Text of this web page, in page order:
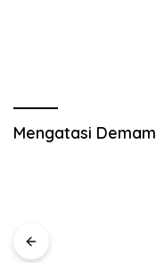
Mengatasi Demam